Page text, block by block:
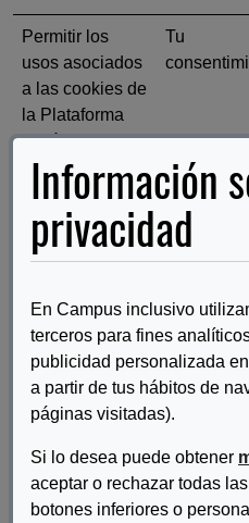
Información
privacidad
En Campus inclusivo
terceros para fines
publicidad personalizada
a partir de tus hábitos de
páginas visitadas).
Si lo desea puede obtener
aceptar o rechazar todas
botones inferiores o
Permitir los
usos asociados
a las cookies de
la Plataforma
según se
describe en
nuestra política
de cookies.
Tu
Respecto a la
informamos de
perjuicio de lo anterior:
de protección de
todo lo que